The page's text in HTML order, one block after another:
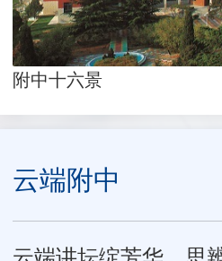
附中十六景
云端附中